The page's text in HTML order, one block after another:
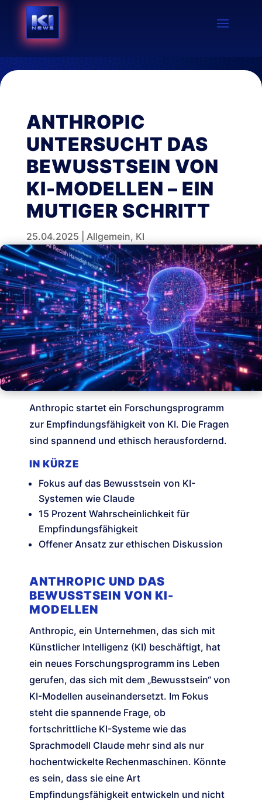
ANTHROPIC
UNTERSUCHT DAS
BEWUSSTSEIN VON
KI-MODELLEN – EIN
MUTIGER SCHRITT
25.04.2025 Allgemein, KI
Anthropic startet ein Forschungsprogramm
zur Empfindungsfähigkeit von KI. Die Fragen
sind spannend und ethisch herausfordernd.
IN KÜRZE
Fokus auf das Bewusstsein von KI-
Systemen wie Claude
15 Prozent Wahrscheinlichkeit für
Empfindungsfähigkeit
Offener Ansatz zur ethischen Diskussion
ANTHROPIC UND DAS
BEWUSSTSEIN VON KI-
MODELLEN
Anthropic, ein Unternehmen, das sich mit
Künstlicher Intelligenz (KI) beschäftigt, hat
ein neues Forschungsprogramm ins Leben
gerufen, das sich mit dem „Bewusstsein“ von
KI-Modellen auseinandersetzt. Im Fokus
steht die spannende Frage, ob
fortschrittliche KI-Systeme wie das
Sprachmodell Claude mehr sind als nur
hochentwickelte Rechenmaschinen. Könnte
es sein, dass sie eine Art
Empfindungsfähigkeit entwickeln und nicht